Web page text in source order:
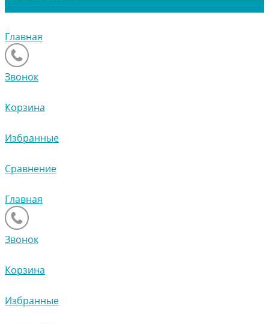
Главная
Звонок
Корзина
Избранные
Сравнение
Главная
Звонок
Корзина
Избранные